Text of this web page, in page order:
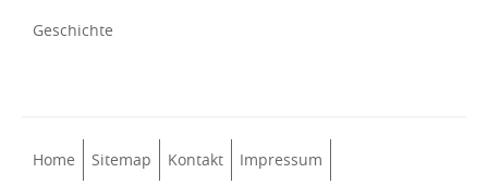
Geschichte
Home Sitemap Kontakt Impressum